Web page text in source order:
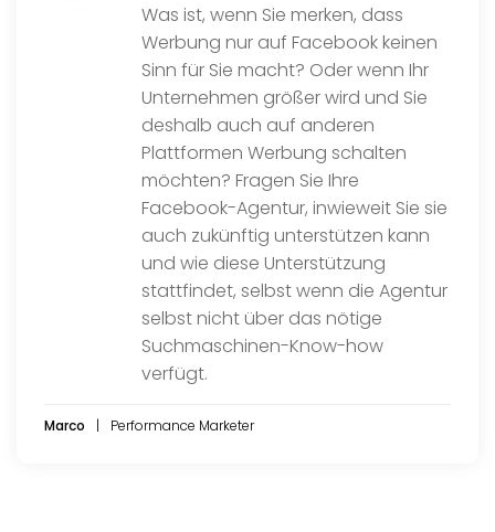
Was ist, wenn Sie merken, dass
Werbung nur auf Facebook keinen
Sinn für Sie macht? Oder wenn Ihr
Unternehmen größer wird und Sie
deshalb auch auf anderen
Plattformen Werbung schalten
möchten? Fragen Sie Ihre
Facebook-Agentur, inwieweit Sie sie
auch zukünftig unterstützen kann
und wie diese Unterstützung
stattfindet, selbst wenn die Agentur
selbst nicht über das nötige
Suchmaschinen-Know-how
verfügt.
Marco Performance Marketer